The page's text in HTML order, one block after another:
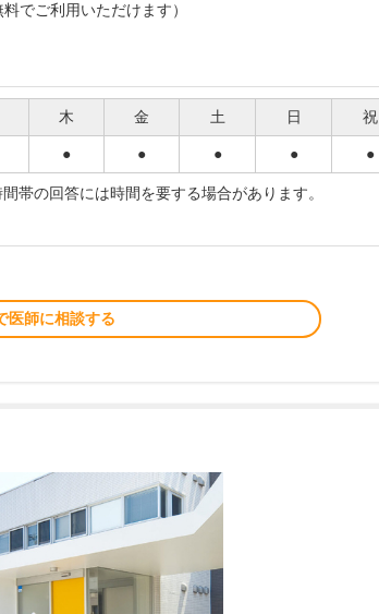
でご利用いただけます）
木 金 土 日 祝
● ● ● ● ●
帯の回答には時間を要する場合があります。
医師に相談する